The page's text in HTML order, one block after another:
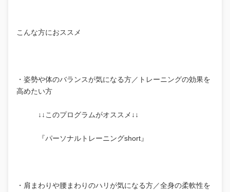
こんな方におススメ
・姿勢や体のバランスが気になる方／トレーニングの効果を
高めたい方
↓↓このプログラムがオススメ↓↓
『パーソナルトレーニングshort』
・肩まわりや腰まわりのハリが気になる方／全身の柔軟性を